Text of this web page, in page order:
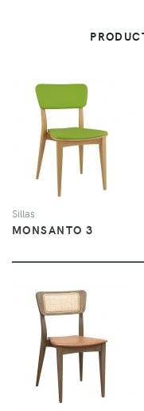
VER
Sillas
MONSANTO 3
VER